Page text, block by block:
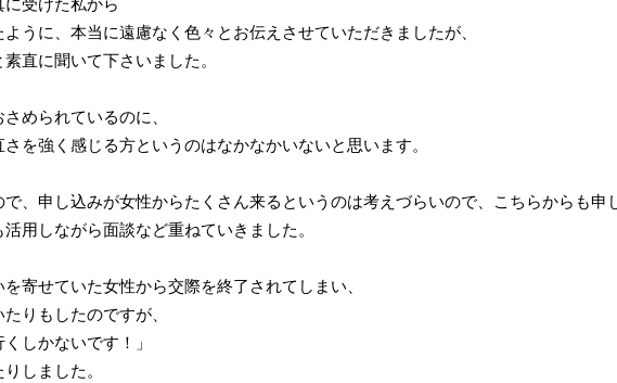
うに、本当に遠慮なく色々とお伝えさせていただきましたが、
直に聞いて下さいました。
められているのに、
を強く感じる方というのはなかなかいないと思います。
で、申し込みが女性からたくさん来るというのは考えづらいので、こちらからも申
用しながら面談など重ねていきました。
寄せていた女性から交際を終了されてしまい、
りもしたのですが、
しかないです！」
しました。